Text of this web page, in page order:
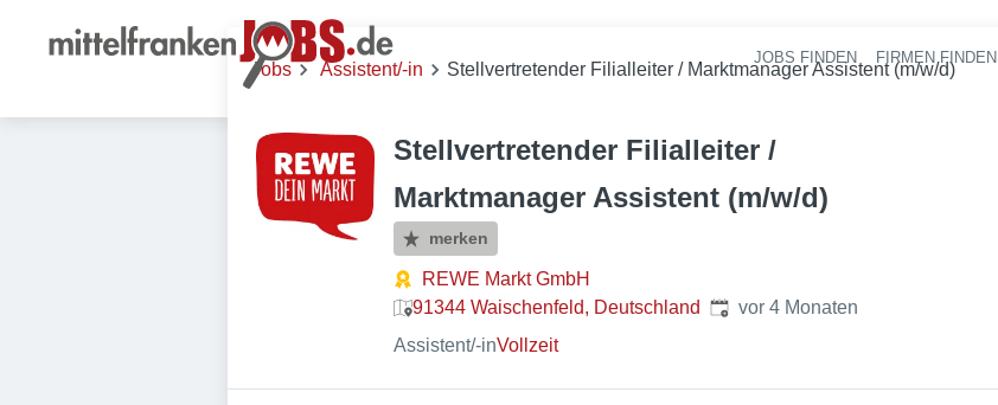
JOBS FINDEN FIRMEN FINDEN
Jobs Assistent/-in Stellvertretender Filialleiter / Marktmanager Assistent (m/w/d)
Stellvertretender Filialleiter /
Marktmanager Assistent (m/w/d)
merken
REWE Markt GmbH
91344 Waischenfeld, Deutschland Veröffentlicht:
vor 4 Monaten
Assistent/-inVollzeit